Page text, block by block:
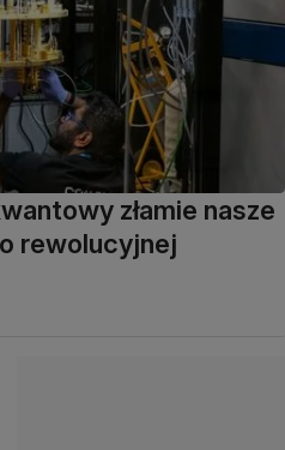
złamie nasze
rewolucyjnej